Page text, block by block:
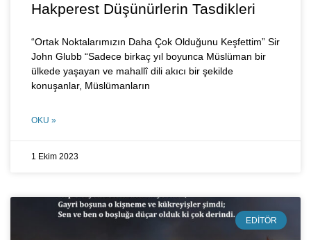
Hakperest Düşünürlerin Tasdikleri
“Ortak Noktalarımızın Daha Çok Olduğunu Keşfettim” Sir
John Glubb “Sadece birkaç yıl boyunca Müslüman bir
ülkede yaşayan ve mahallî dili akıcı bir şekilde
konuşanlar, Müslümanların
OKU »
1 Ekim 2023
EDITÖR